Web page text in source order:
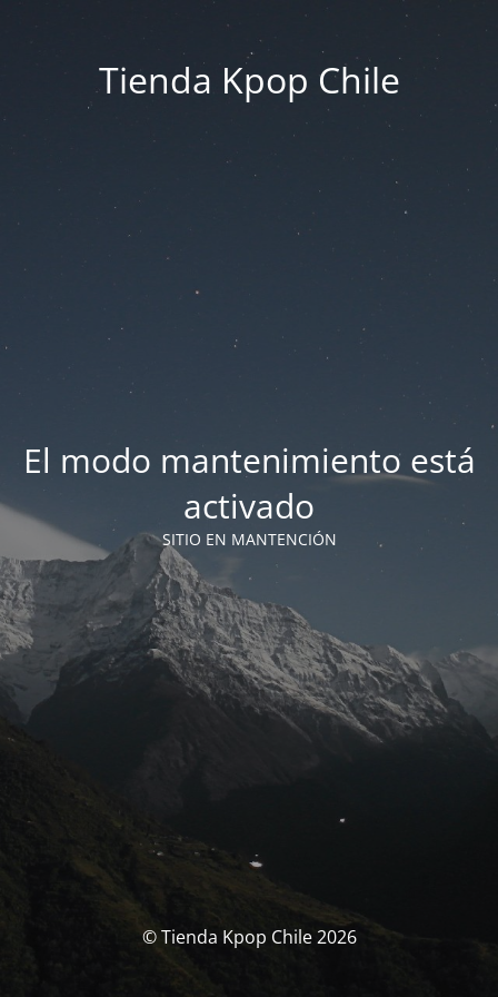
Tienda Kpop Chile
El modo mantenimiento está
activado
SITIO EN MANTENCIÓN
© Tienda Kpop Chile 2026